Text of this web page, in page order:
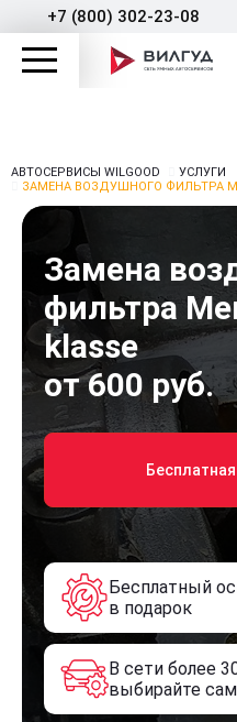
+7 (800) 302-23-08
АВТОСЕРВИСЫ WILGOOD
УСЛУГИ
ЗАМЕНА ВОЗДУШНОГО ФИЛЬТРА
Замена
фильтра
klasse
от 600 руб.
Бесплатный
в подарок
В сети более
выбирайте